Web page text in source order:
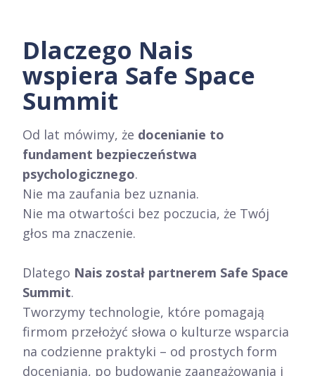
Dlaczego Nais
wspiera Safe Space
Summit
Od lat mówimy, że docenianie to
fundament bezpieczeństwa
psychologicznego.
Nie ma zaufania bez uznania.
Nie ma otwartości bez poczucia, że Twój
głos ma znaczenie.
Dlatego Nais został partnerem Safe Space
Summit.
Tworzymy technologie, które pomagają
firmom przełożyć słowa o kulturze wsparcia
na codzienne praktyki – od prostych form
doceniania, po budowanie zaangażowania i